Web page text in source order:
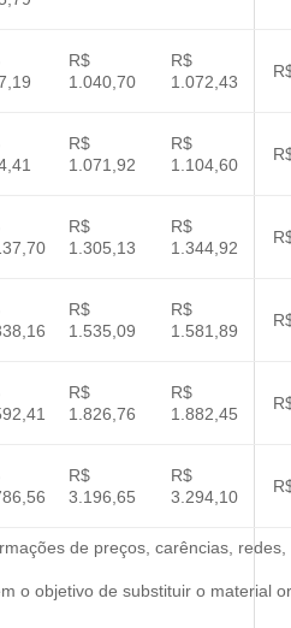
R$
1.040,70
R$
1.072,43
R$
1.071,92
R$
1.104,60
R$
1.305,13
R$
1.344,92
R$
1.535,09
R$
1.581,89
R$
1.826,76
R$
1.882,45
R$
3.196,65
R$
3.294,10
de preços, carências,
o objetivo de substituir o material